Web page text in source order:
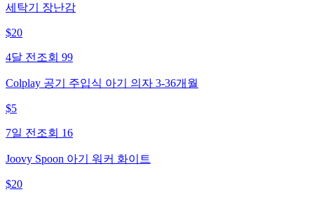
세탁기 장난감
$20
4달 전 조회 99
Colplay 공기 주입식 아기 의자 3-36개월
$5
7일 전 조회 16
Joovy Spoon 아기 워커 화이트
$20